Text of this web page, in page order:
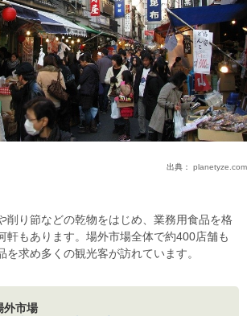
出典： planetyze.com
削り節などの乾物をはじめ、業務用食品を格
軒もあります。場外市場全体で約400店舗も
を求め多くの観光客が訪れています。
外市場